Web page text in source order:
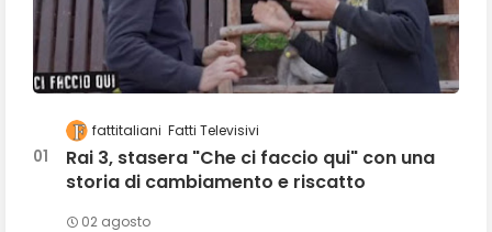
fattitaliani Fatti Televisivi
Rai 3, stasera "Che ci faccio qui" con una
storia di cambiamento e riscatto
02 agosto